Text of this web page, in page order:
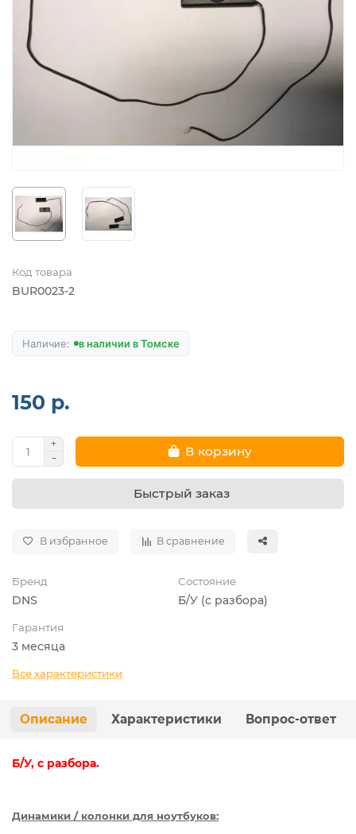
Код товара
BUR0023-2
в наличии в Томске
150 р.
В корзину
Быстрый заказ
В избранное В сравнение
Бренд
DNS
Состояние
Б/У (с разбора)
Гарантия
3 месяца
Все характеристики
Описание Характеристики Вопрос-ответ
Б/У, с разбора.
Динамики / колонки для ноутбуков: